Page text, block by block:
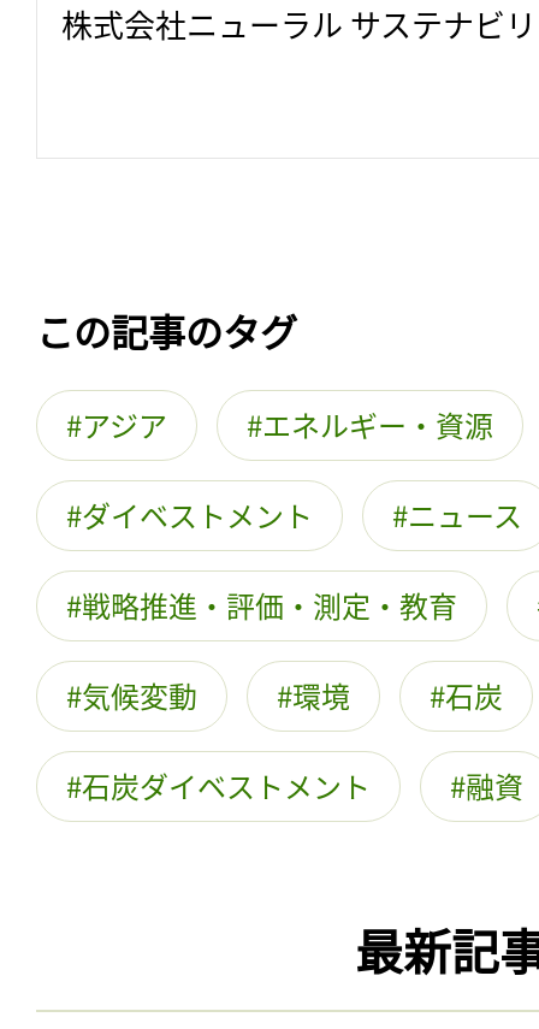
株式会社ニューラル サステナビ
この記事のタグ
アジア エネルギー・資源
ダイベストメント ニュース
戦略推進・評価・測定・教育
気候変動 環境 石炭
石炭ダイベストメント 融資
最新記